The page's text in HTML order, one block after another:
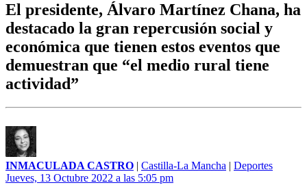
El presidente, Álvaro Martínez Chana, ha
destacado la gran repercusión social y
económica que tienen estos eventos que
demuestran que “el medio rural tiene
actividad”
INMACULADA CASTRO | Castilla-La Mancha | Deportes
Jueves, 13 Octubre 2022 a las 5:05 pm